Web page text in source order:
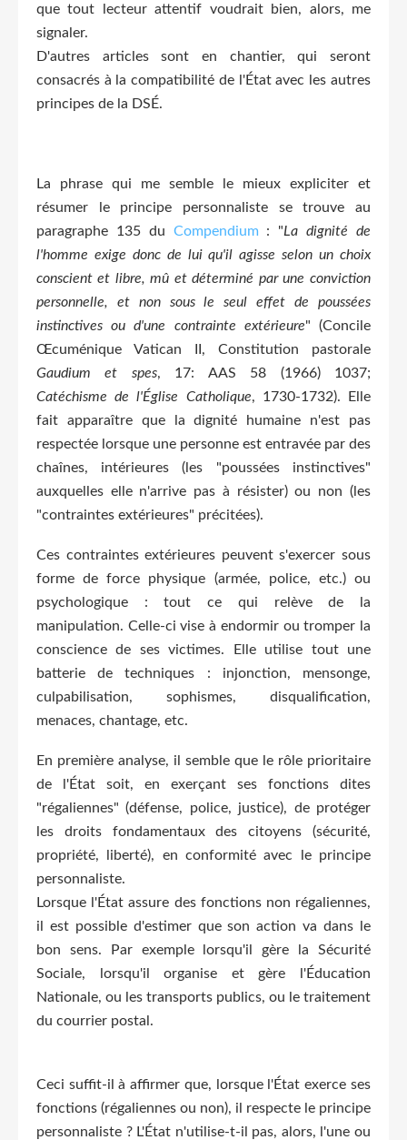
que tout lecteur attentif voudrait bien, alors, me
signaler.
D'autres articles sont en chantier, qui seront
consacrés à la compatibilité de l'État avec les autres
principes de la DSÉ.
La phrase qui me semble le mieux expliciter et
résumer le principe personnaliste se trouve au
paragraphe 135 du Compendium : "La dignité de
l'homme exige donc de lui qu'il agisse selon un choix
conscient et libre, mû et déterminé par une conviction
personnelle, et non sous le seul effet de poussées
instinctives ou d'une contrainte extérieure" (Concile
Œcuménique Vatican II, Constitution pastorale
Gaudium et spes, 17: AAS 58 (1966) 1037;
Catéchisme de l'Église Catholique, 1730-1732). Elle
fait apparaître que la dignité humaine n'est pas
respectée lorsque une personne est entravée par des
chaînes, intérieures (les "poussées instinctives"
auxquelles elle n'arrive pas à résister) ou non (les
"contraintes extérieures" précitées).
Ces contraintes extérieures peuvent s'exercer sous
forme de force physique (armée, police, etc.) ou
psychologique : tout ce qui relève de la
manipulation. Celle-ci vise à endormir ou tromper la
conscience de ses victimes. Elle utilise tout une
batterie de techniques : injonction, mensonge,
culpabilisation, sophismes, disqualification,
menaces, chantage, etc.
En première analyse, il semble que le rôle prioritaire
de l'État soit, en exerçant ses fonctions dites
"régaliennes" (défense, police, justice), de protéger
les droits fondamentaux des citoyens (sécurité,
propriété, liberté), en conformité avec le principe
personnaliste.
Lorsque l'État assure des fonctions non régaliennes,
il est possible d'estimer que son action va dans le
bon sens. Par exemple lorsqu'il gère la Sécurité
Sociale, lorsqu'il organise et gère l'Éducation
Nationale, ou les transports publics, ou le traitement
du courrier postal.
Ceci suffit-il à affirmer que, lorsque l'État exerce ses
fonctions (régaliennes ou non), il respecte le principe
personnaliste ? L'État n'utilise-t-il pas, alors, l'une ou